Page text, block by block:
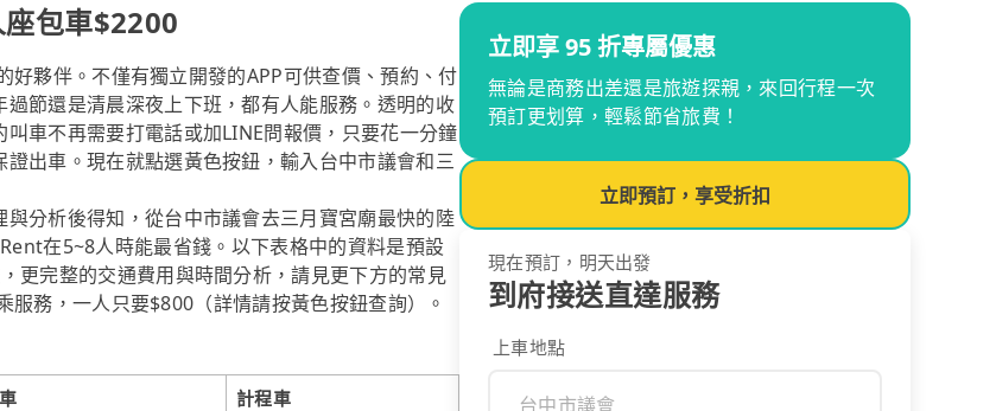
包車$2200
夥伴。不僅有獨立開發的APP可供查價、預約、付
節還是清晨深夜上下班，都有人能服務。透明的收
車不再需要打電話或加LINE問報價，只要花一分鐘
出車。現在就點選黃色按鈕，輸入台中市議會和三
分析後得知，從台中市議會去三月寶宮廟最快的陸
在5~8人時能最省錢。以下表格中的資料是預設
更完整的交通費用與時間分析，請見更下方的常見
務，一人只要$800（詳情請按黃色按鈕查詢）。
計程車
立即享 95 折專屬優惠
無論是商務出差還是旅遊探親，來回行程一次
預訂更划算，輕鬆節省旅費！
立即預訂，享受折扣
現在預訂，明天出發
到府接送直達服務
上車地點